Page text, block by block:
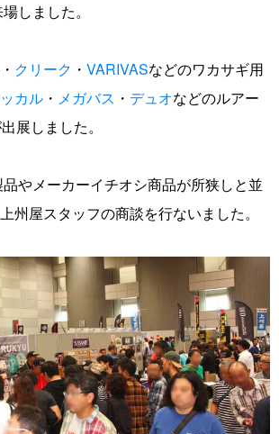
しました。
クリーク ・ VARIVASなどのワカサギ用
カル ・ メガバス ・ デュオなどのルアー
展しました。
やメーカーイチオシ商品が所狭しと並
州屋スタッフの商談を行ないました。